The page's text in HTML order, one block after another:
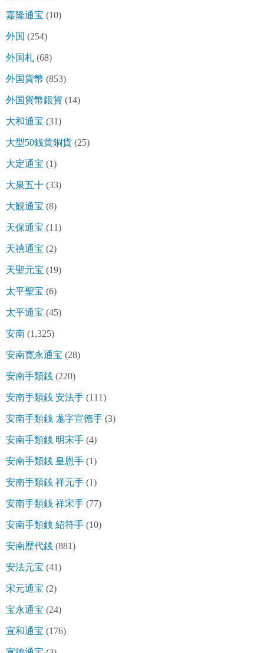
嘉隆通宝 (10)
外国 (254)
外国札 (68)
外国貨幣 (853)
外国貨幣銀貨 (14)
大和通宝 (31)
大型50銭黄銅貨 (25)
大定通宝 (1)
大泉五十 (33)
大観通宝 (8)
天保通宝 (11)
天禧通宝 (2)
天聖元宝 (19)
太平聖宝 (6)
太平通宝 (45)
安南 (1,325)
安南寛永通宝 (28)
安南手類銭 (220)
安南手類銭 安法手 (111)
安南手類銭 尨字宣徳手 (3)
安南手類銭 明宋手 (4)
安南手類銭 皇恩手 (1)
安南手類銭 祥元手 (1)
安南手類銭 祥宋手 (77)
安南手類銭 紹符手 (10)
安南歴代銭 (881)
安法元宝 (41)
宋元通宝 (2)
宝永通宝 (24)
宣和通宝 (176)